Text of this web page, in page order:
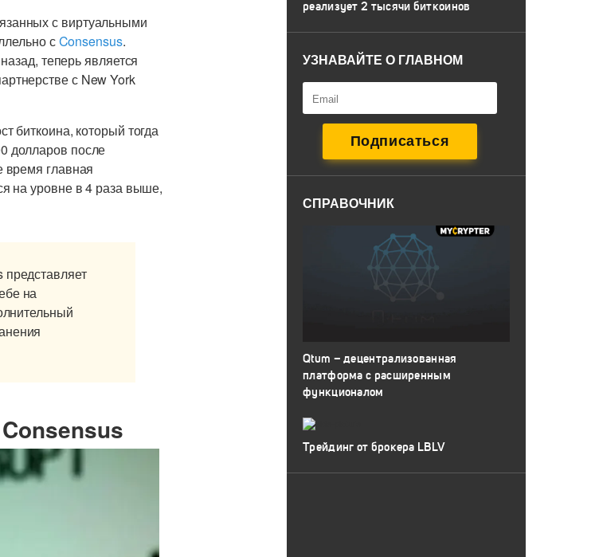
с виртуальными
сConsensus.
теперь является
с New York
биткоина, который тогда
долларов после
главная
на уровне в 4 раза выше,
на
реализует 2 тысячи биткоинов
УЗНАВАЙТЕ О ГЛАВНОМ
СПРАВОЧНИК
Qtum – децентрализованная
платформа с расширенным
функционалом
Трейдинг от брокера LBLV